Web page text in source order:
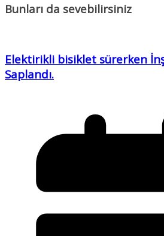
Bunları da sevebilirsiniz
Elektirikli bisiklet sürerken
Saplandı.